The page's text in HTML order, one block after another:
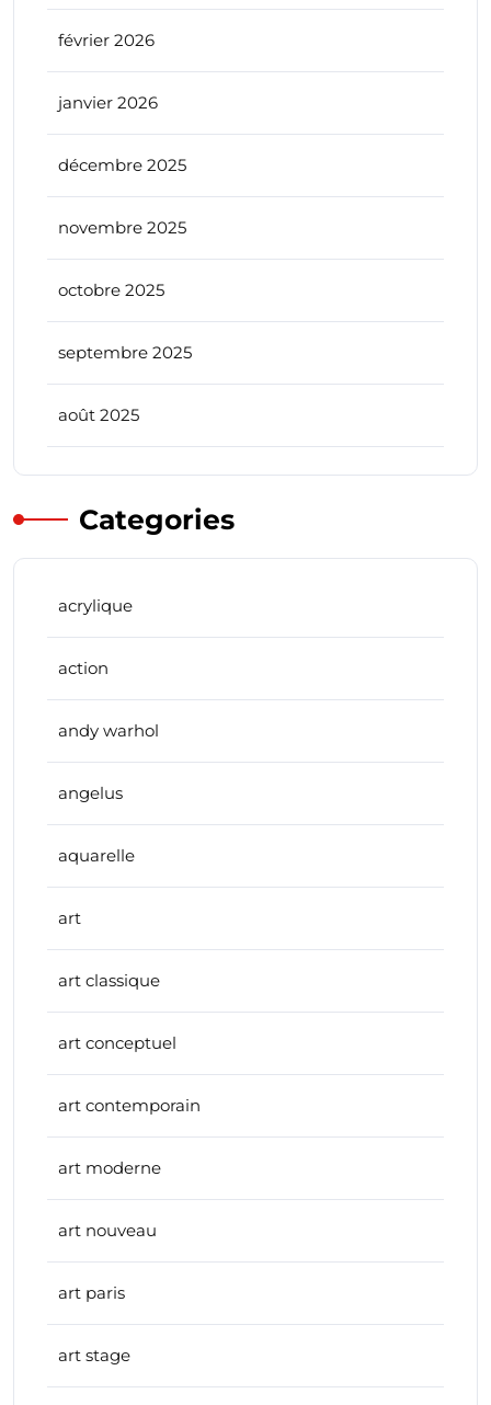
février 2026
janvier 2026
décembre 2025
novembre 2025
octobre 2025
septembre 2025
août 2025
Categories
acrylique
action
andy warhol
angelus
aquarelle
art
art classique
art conceptuel
art contemporain
art moderne
art nouveau
art paris
art stage